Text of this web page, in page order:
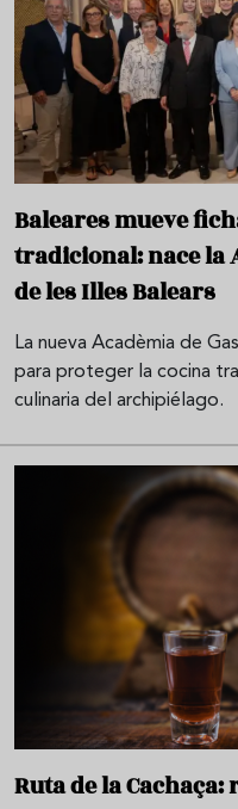
Baleares mueve
tradicional: nace la
de les Illes Balears
La nueva Acadèmia de
para proteger la cocina
culinaria del archipiélago.
Ruta de la